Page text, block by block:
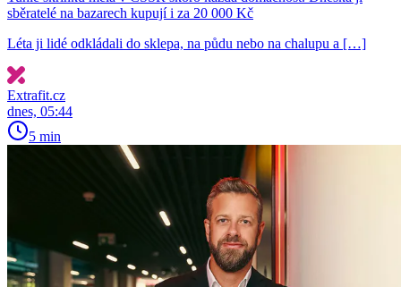
sběratelé na bazarech kupují i za 20 000 Kč
Léta ji lidé odkládali do sklepa, na půdu nebo na chalupu a […]
Extrafit.cz
dnes, 05:44
5 min